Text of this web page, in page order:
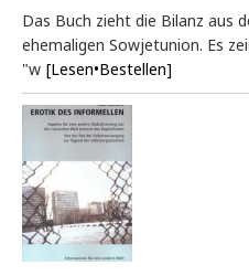
Das Buch zieht die Bilanz aus
ehemaligen Sowjetunion. Es
"w [Lesen•Bestellen]